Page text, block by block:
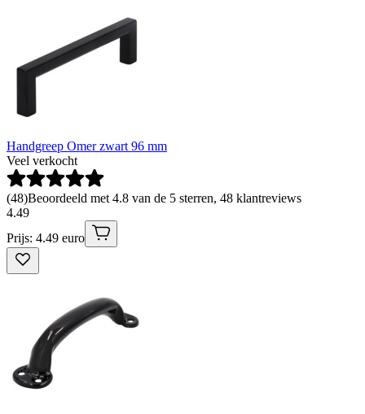
Handgreep Omer zwart 96 mm
Veel verkocht
(48)Beoordeeld met 4.8 van de 5 sterren, 48 klantreviews
4.49
Prijs: 4.49 euro